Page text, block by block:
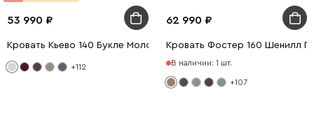
53 990
Кровать Кьево 140 Букле Молочный
+112
62 990
Кровать Фостер 160 Шенилл
В наличии: 1 шт.
+107